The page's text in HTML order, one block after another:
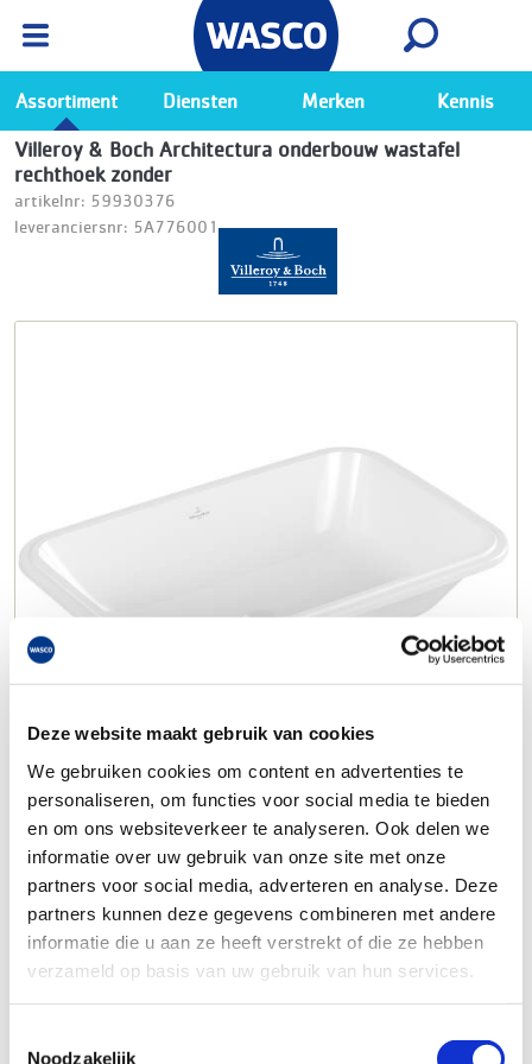
Deze website maakt gebruik van cookies
We gebruiken cookies om content en advertenties te
personaliseren, om functies voor social media te bieden
en om ons websiteverkeer te analyseren. Ook delen we
informatie over uw gebruik van onze site met onze
partners voor social media, adverteren en analyse. Deze
partners kunnen deze gegevens combineren met andere
informatie die u aan ze heeft verstrekt of die ze hebben
verzameld op basis van uw gebruik van hun services.
Noodzakelijk
Ga naar de Wasco app
Bekijk
Assortiment Diensten Merken Kennis
Villeroy & Boch Architectura onderbouw wastafel
rechthoek zonder
artikelnr: 59930376
leveranciersnr: 5A776001